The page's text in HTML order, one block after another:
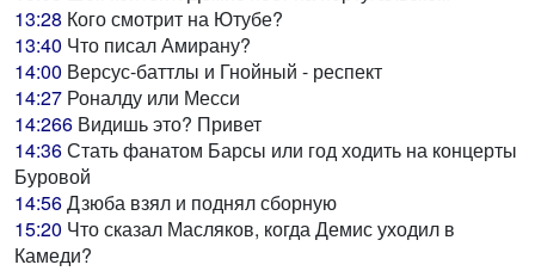
13:28 Кого смотрит на Ютубе?
13:40 Что писал Амирану?
14:00 Версус-баттлы и Гнойный - респект
14:27 Роналду или Месси
14:266 Видишь это? Привет
14:36Стать фанатом Барсы или год ходить на концерты
Буровой
14:56Дзюба взял и поднял сборную
15:20 Что сказал Масляков, когда Демис уходил в
Камеди?